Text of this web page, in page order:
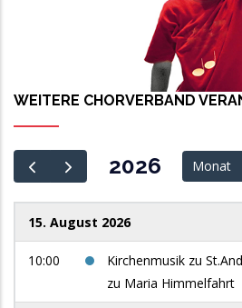
WEITERE CHORVERBAND
2026 Monat
15. August 2026
10:00
Kirchenmusik zu
zu Maria Himmelfahrt